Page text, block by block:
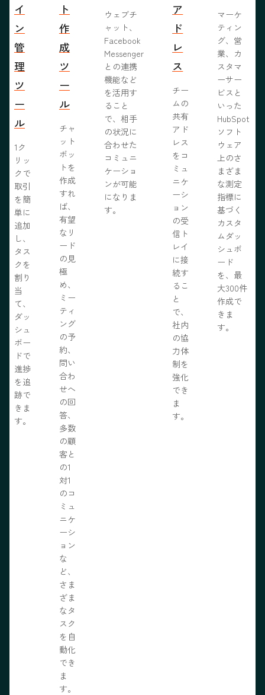
イ
ン
管
理
ツ
ー
ル
1ク
リッ
クで
取引
を簡
単に
追加
し、
タス
クを
割り
当
て、
ダッ
シュ
ボー
ドで
進捗
を追
跡で
きま
す。
ト
作
成
ツ
ー
ル
チャ
ット
ボッ
トを
作成
すれ
ば、
有望
なリ
ード
の見
極
め、
ミー
ティ
ング
の予
約、
問い
合わ
せへ
の回
答、
多数
の顧
客と
の1
対1
のコ
ミュ
ニケ
ーシ
ョン
な
ど、
さま
ざま
なタ
スク
を自
動化
でき
ま
す。
ウェブチ
ャット、
Facebook
Messenger
との連携
機能など
を活用す
ること
で、相手
の状況に
合わせた
コミュニ
ケーショ
ンが可能
になりま
す。
ア
ド
レ
ス
チー
ムの
共有
アド
レス
をコ
ミュ
ニケ
ーシ
ョン
の受
信ト
レイ
に接
続す
るこ
と
で、
社内
の協
力体
制を
強化
でき
ま
す。
マーケ
ティン
グ、営
業、カ
スタマ
ーサー
ビスと
いった
HubSpot
ソフト
ウェア
上のさ
まざま
な測定
指標に
基づく
カスタ
ムダッ
シュボ
ード
を、最
大300件
作成で
きま
す。